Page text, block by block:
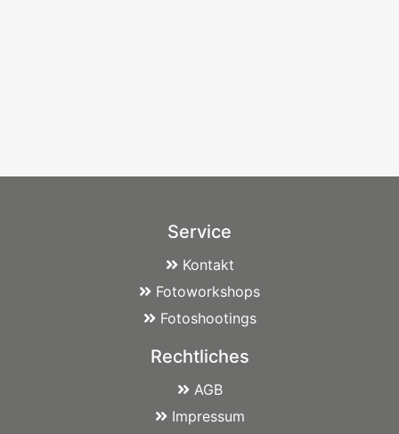
Service
Kontakt
Fotoworkshops
Fotoshootings
Rechtliches
AGB
Impressum